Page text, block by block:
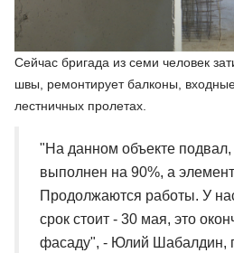
Сейчас бригада из семи человек
швы, ремонтирует балконы,
лестничных пролетах.
"На данном объекте
выполнен на 90%, а
Продолжаются работы. У
срок стоит - 30 мая, это
фасаду", - Юлий Шабалдин,